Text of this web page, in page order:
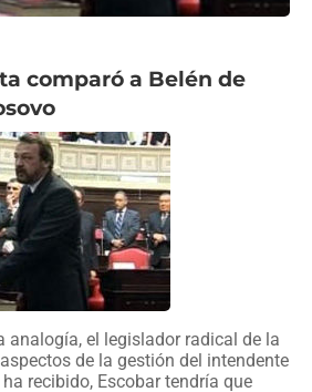
comparó a Belén de
analogía, el legislador radical de la
de la gestión del intendente
recibido, Escobar tendría que